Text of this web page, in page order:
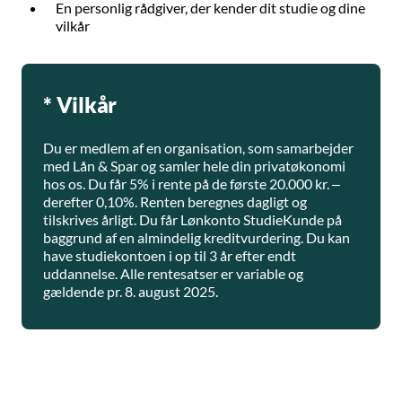
En personlig rådgiver, der kender dit studie og dine
vilkår
* Vilkår
Du er medlem af en organisation, som samarbejder
med Lån & Spar og samler hele din privatøkonomi
hos os. Du får 5% i rente på de første 20.000 kr. –
derefter 0,10%. Renten beregnes dagligt og
tilskrives årligt. Du får Lønkonto StudieKunde på
baggrund af en almindelig kreditvurdering. Du kan
have studiekontoen i op til 3 år efter endt
uddannelse. Alle rentesatser er variable og
gældende pr. 8. august 2025.